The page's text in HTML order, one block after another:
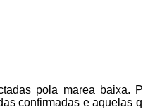
pola marea baixa.
confirmadas e aquelas